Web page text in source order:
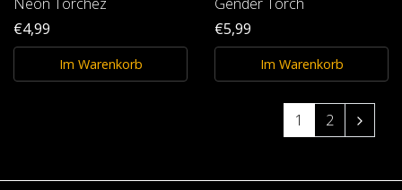
€4,99
Im Warenkorb
€5,99
Im Warenkorb
1 2